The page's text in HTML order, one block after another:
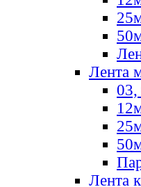
Лента
03,
Лента